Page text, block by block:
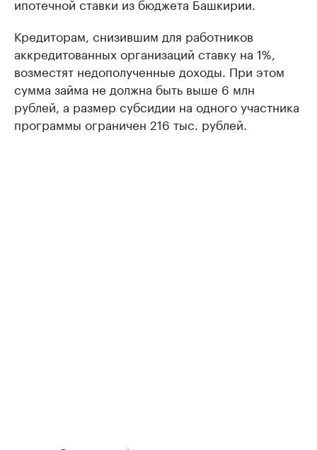
Кредиторам, снизившим для работников
аккредитованных организаций ставку на 1%,
возместят недополученные доходы. При этом
сумма займа не должна быть выше 6 млн
рублей, а размер субсидии на одного участника
программы ограничен 216 тыс. рублей.